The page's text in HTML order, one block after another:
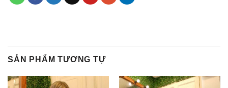
SẢN PHẨM TƯƠNG TỰ